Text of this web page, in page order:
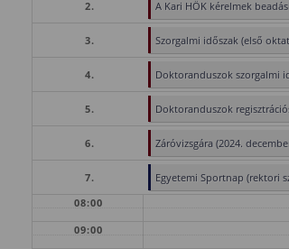
2. A Kari HÖK kérelmek
3. Szorgalmi időszak (első
4. Doktoranduszok szorgalmi
5. Doktoranduszok
6. Záróvizsgára (2024.
7.
Egyetemi Sportnap (rektori
08:00
09:00